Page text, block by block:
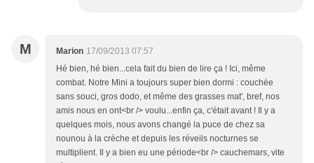
M Marion 17/09/2013 07:57
Hé bien, hé bien...cela fait du bien de lire ça ! Ici, même
combat. Notre Mini a toujours super bien dormi : couchée
sans souci, gros dodo, et même des grasses mat', bref, nos
amis nous en ont<br /> voulu...enfin ça, c'était avant ! Il y a
quelques mois, nous avons changé la puce de chez sa
nounou à la crèche et depuis les réveils nocturnes se
multiplient. Il y a bien eu une période<br /> cauchemars, vite